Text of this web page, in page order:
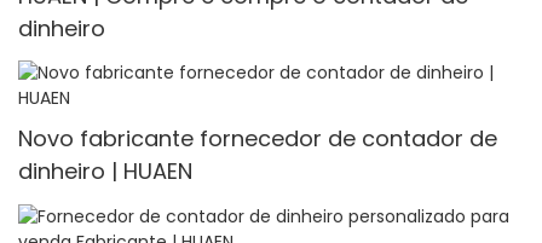
dinheiro
Novo fabricante fornecedor de contador de
dinheiro | HUAEN